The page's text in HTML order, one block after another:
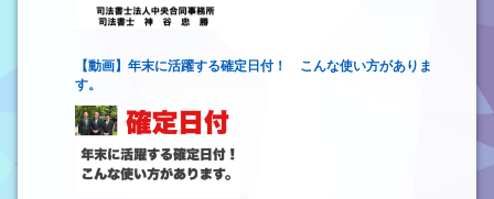
【動画】年末に活躍する確定日付！ こんな使い方がありま
す。